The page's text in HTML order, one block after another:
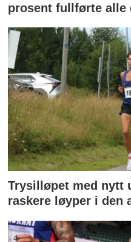
prosent fullførte alle
Trysilløpet med nytt
raskere løyper i den